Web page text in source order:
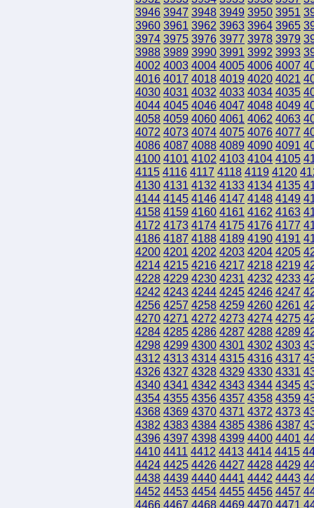
3946 3947 3948 3949 3950 3951
3960 3961 3962 3963 3964 3965
3974 3975 3976 3977 3978 3979
3988 3989 3990 3991 3992 3993
4002 4003 4004 4005 4006 4007
4016 4017 4018 4019 4020 4021
4030 4031 4032 4033 4034 4035
4044 4045 4046 4047 4048 4049
4058 4059 4060 4061 4062 4063
4072 4073 4074 4075 4076 4077
4086 4087 4088 4089 4090 4091
4100 4101 4102 4103 4104 4105
4115 4116 4117 4118 4119 4120
4130 4131 4132 4133 4134 4135
4144 4145 4146 4147 4148 4149
4158 4159 4160 4161 4162 4163
4172 4173 4174 4175 4176 4177
4186 4187 4188 4189 4190 4191
4200 4201 4202 4203 4204 4205
4214 4215 4216 4217 4218 4219
4228 4229 4230 4231 4232 4233
4242 4243 4244 4245 4246 4247
4256 4257 4258 4259 4260 4261
4270 4271 4272 4273 4274 4275
4284 4285 4286 4287 4288 4289
4298 4299 4300 4301 4302 4303
4312 4313 4314 4315 4316 4317
4326 4327 4328 4329 4330 4331
4340 4341 4342 4343 4344 4345
4354 4355 4356 4357 4358 4359
4368 4369 4370 4371 4372 4373
4382 4383 4384 4385 4386 4387
4396 4397 4398 4399 4400 4401
4410 4411 4412 4413 4414 4415
4424 4425 4426 4427 4428 4429
4438 4439 4440 4441 4442 4443
4452 4453 4454 4455 4456 4457
4466 4467 4468 4469 4470 4471